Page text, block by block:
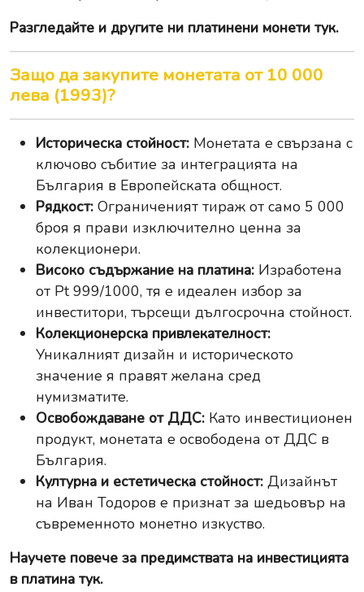
Разгледайте и другите ни платинени монети тук.
Защо да закупите монетата от 10 000
лева (1993)?
Историческа стойност: Монетата е свързана с
ключово събитие за интеграцията на
България в Европейската общност.
Рядкост: Ограниченият тираж от само 5 000
броя я прави изключително ценна за
колекционери.
Високо съдържание на платина: Изработена
от Pt 999/1000, тя е идеален избор за
инвеститори, търсещи дългосрочна стойност.
Колекционерска привлекателност:
Уникалният дизайн и историческото
значение я правят желана сред
нумизматите.
Освобождаване от ДДС: Като инвестиционен
продукт, монетата е освободена от ДДС в
България.
Културна и естетическа стойност: Дизайнът
на Иван Тодоров е признат за шедьовър на
съвременното монетно изкуство.
Научете повече за предимствата на инвестицията
в платина тук.